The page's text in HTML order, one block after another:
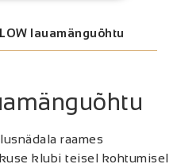
lauamänguõhtu
raames
klubi teisel kohtumisel